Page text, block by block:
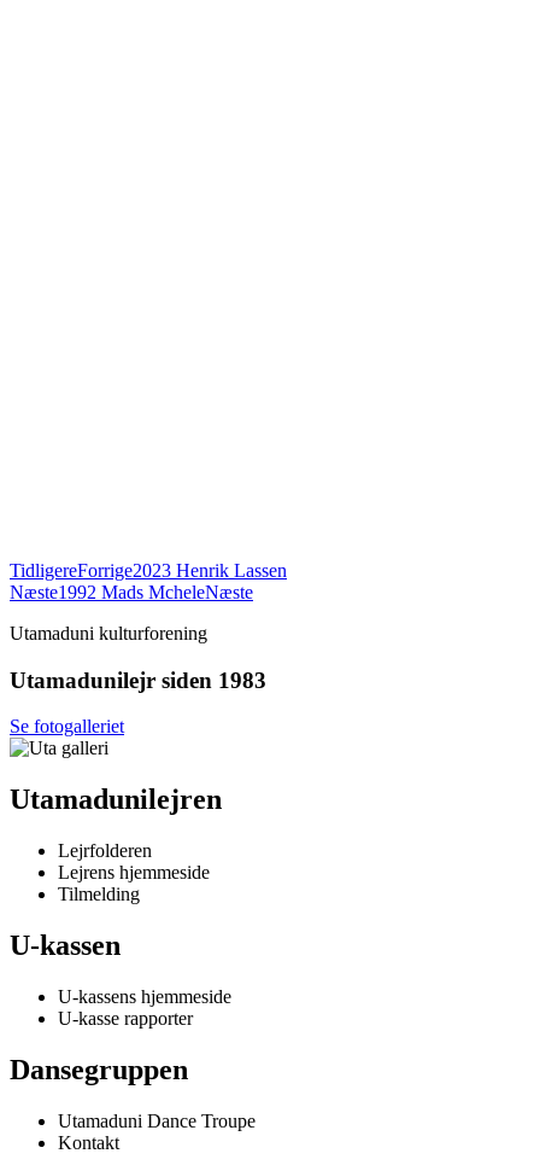
TidligereForrige2023 Henrik Lassen
Næste1992 Mads McheleNæste
Utamaduni kulturforening
Utamadunilejr siden 1983
Se fotogalleriet
Utamadunilejren
Lejrfolderen
Lejrens hjemmeside
Tilmelding
U-kassen
U-kassens hjemmeside
U-kasse rapporter
Dansegruppen
Utamaduni Dance Troupe
Kontakt